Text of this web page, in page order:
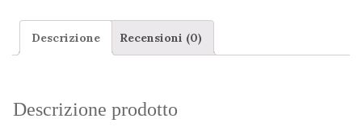
Descrizione Recensioni (0)
Descrizione prodotto